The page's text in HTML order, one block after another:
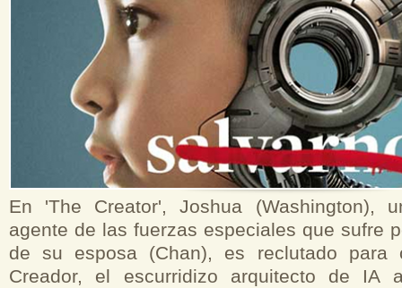
En 'The Creator', Joshua (Washington),
agente de las fuerzas especiales que sufre
de su esposa (Chan), es reclutado para
Creador, el escurridizo arquitecto de IA